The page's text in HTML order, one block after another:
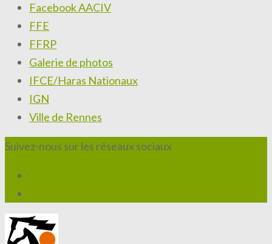
Facebook AACIV
FFE
FFRP
Galerie de photos
IFCE/Haras Nationaux
IGN
Ville de Rennes
Suivez-nous sur les réseaux sociaux